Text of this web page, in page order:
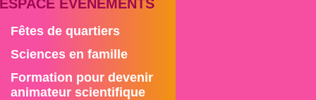
ESPACE ÉVÉNEMENTS
Fêtes de quartiers
Sciences en famille
Formation pour devenir
animateur scientifique